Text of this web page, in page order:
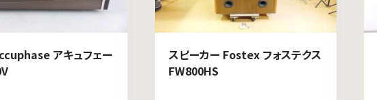
アキュフェー
スピーカー Fostex フォステクス
FW800HS